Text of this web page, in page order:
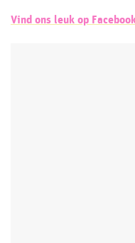
Vind ons leuk op